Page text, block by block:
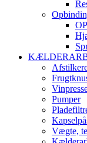
Pumper
Vægte,